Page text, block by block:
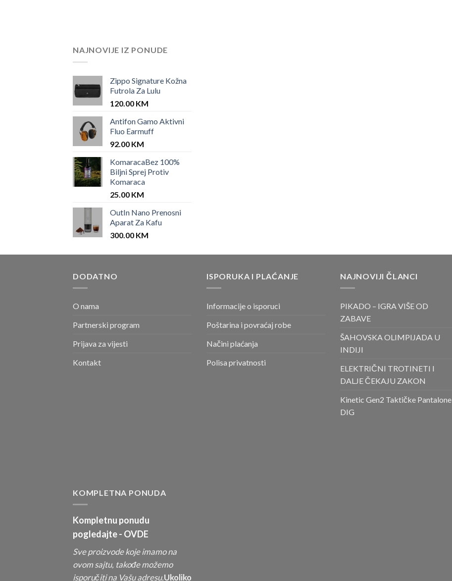
NAJNOVIJE IZ PONUDE
Zippo Signature Kožna
Futrola Za Lulu
120.00 KM
Antifon Gamo Aktivni
Fluo Earmuff
92.00 KM
KomaracaBez 100%
Biljni Sprej Protiv
Komaraca
25.00 KM
OutIn Nano Prenosni
Aparat Za Kafu
300.00 KM
DODATNO
O nama
Partnerski program
Prijava za vijesti
Kontakt
ISPORUKA I PLAĆANJE
Informacije o isporuci
Poštarina i povraćaj robe
Načini plaćanja
Polisa privatnosti
NAJNOVIJI ČLANCI
PIKADO – IGRA VIŠE OD
ZABAVE
ŠAHOVSKA OLIMPIJADA U
INDIJI
ELEKTRIČNI TROTINETI I
DALJE ČEKAJU ZAKON
Kinetic Gen2 Taktičke Pantalone
DIG
KOMPLETNA PONUDA
Kompletnu ponudu
pogledajte - OVDE
Sve proizvode koje imamo na
ovom sajtu, takođe možemo
isporučiti na Vašu adresu.Ukoliko